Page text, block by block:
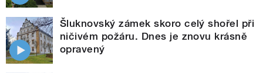
Šluknovský zámek skoro celý shořel při
ničivém požáru. Dnes je znovu krásně
opravený